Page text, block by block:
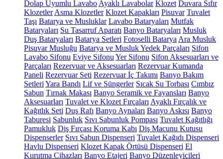
Dolap Uyumlu Lavabo Ayaklı Lavabolar Klozet Duvara Sıfır
Klozetler Asma Klozetler Klozet Kapakları Pisuvar Tuvalet
Taşı Batarya ve Musluklar Lavabo Bataryaları Mutfak
Bataryaları Su Tasarruf Aparatı Banyo Bataryaları Musluk
Duş Bataryaları Batarya Setleri Fotoselli Batarya Ara Musluk
Pisuvar Musluğu Batarya ve Musluk Yedek Parçaları Sifon
Lavabo Sifonu Eviye Sifonu Yer Sifonu Sifon Aksesuarları ve
Parçaları Rezervuar ve Aksesuarları Rezervuar Kumanda
Paneli Rezervuar Seti Rezervuar İç Takımı Banyo Bakım
Setleri Yara Bandı Lif ve Süngerler Sıcak Su Torbası Cımbız
Sabun Tırnak Makası Banyo Seramik ve Fayansları Banyo
Aksesuarları Tuvalet ve Klozet Fırçaları Ayaklı Fırçalık ve
Kağıtlık Seti Duş Rafı Banyo Aynaları Banyo Askısı Banyo
Taburesi Sabunluk Sıvı Sabunluk Pompası Tuvalet Kağıtlığı
Pamukluk Diş Fırçası Koruma Kabı Diş Macunu Kutusu
Dispenserler Sıvı Sabun Dispenseri Tuvalet Kağıdı Dispenseri
Havlu Dispenseri Klozet Kapak Örtüsü Dispenseri El
Kurutma Cihazları Banyo Etajeri Banyo Düzenleyicileri